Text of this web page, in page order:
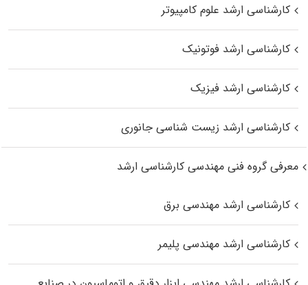
کارشناسی ارشد علوم کامپیوتر
کارشناسی ارشد فوتونیک
کارشناسی ارشد فیزیک
کارشناسی ارشد زیست‌ شناسی جانوری
معرفی گروه فنی مهندسی کارشناسی ارشد
کارشناسی ارشد مهندسی برق
کارشناسی ارشد مهندسی پلیمر